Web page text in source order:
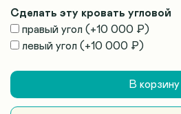
Сделать эту кровать угловой
правый угол (+10 000 ₽ )
левый угол (+10 000 ₽ )
В корзину